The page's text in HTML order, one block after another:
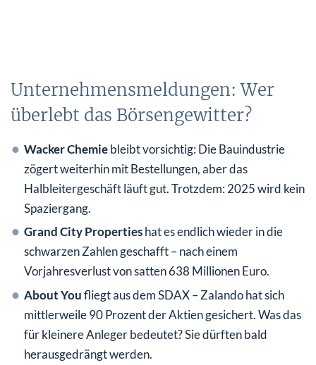
Unternehmensmeldungen: Wer
überlebt das Börsengewitter?
Wacker Chemiebleibt vorsichtig: Die Bauindustrie
zögert weiterhin mit Bestellungen, aber das
Halbleitergeschäft läuft gut. Trotzdem: 2025 wird kein
Spaziergang.
Grand City Propertieshat es endlich wieder in die
schwarzen Zahlen geschafft – nach einem
Vorjahresverlust von satten 638 Millionen Euro.
About Youfliegt aus dem SDAX – Zalando hat sich
mittlerweile 90 Prozent der Aktien gesichert. Was das
für kleinere Anleger bedeutet? Sie dürften bald
herausgedrängt werden.